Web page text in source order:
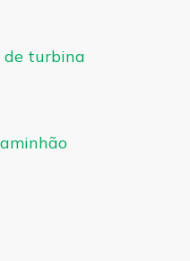
de turbina